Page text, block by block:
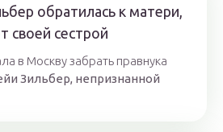
обратилась к матери,
своей сестрой
в Москву забрать правнука
Зильбер, непризнанной